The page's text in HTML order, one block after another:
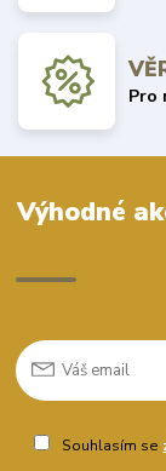
Pro
Výhodné
Souhlasím se